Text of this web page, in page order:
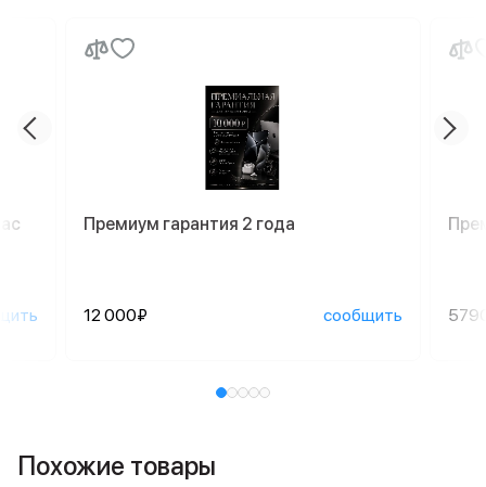
Премиум гарантия 2 года
12 000₽ сообщить
Похожие товары